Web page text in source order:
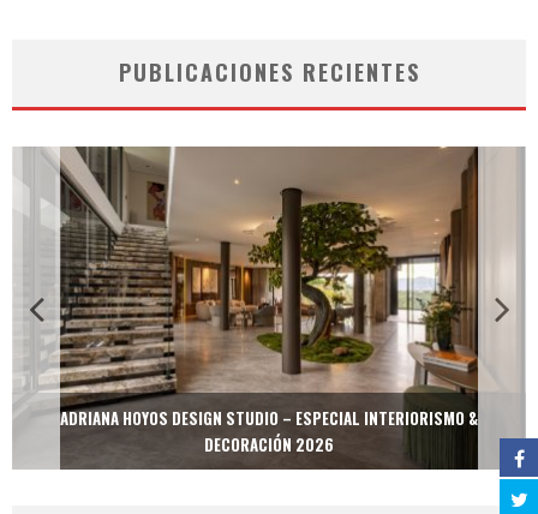
PUBLICACIONES RECIENTES
ADRIANA HOYOS DESIGN STUDIO – ESPECIAL INTERIORISMO &
DECORACIÓN 2026